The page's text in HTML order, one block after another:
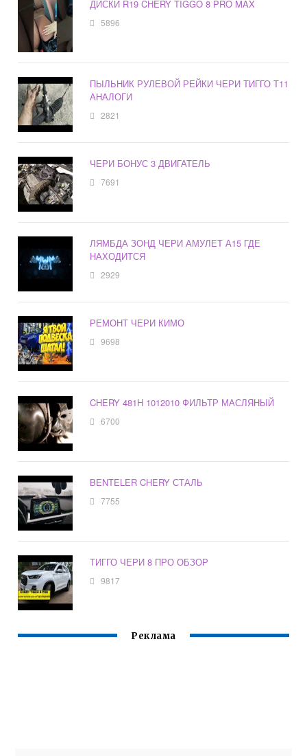
ДИСКИ R19 CHERY TIGGO 8 PRO MAX
5896
ПЫЛЬНИК РУЛЕВОЙ РЕЙКИ ЧЕРИ ТИГГО Т11
АНАЛОГИ
2821
ЧЕРИ БОНУС 3 ДВИГАТЕЛЬ
7691
ЛЯМБДА ЗОНД ЧЕРИ АМУЛЕТ А15 ГДЕ
НАХОДИТСЯ
2929
РЕМОНТ ЧЕРИ КИМО
9698
CHERY 481H 1012010 ФИЛЬТР МАСЛЯНЫЙ
6700
BENTELER CHERY СТАЛЬ
7755
ТИГГО ЧЕРИ 8 ПРО ОБЗОР
9817
Реклама